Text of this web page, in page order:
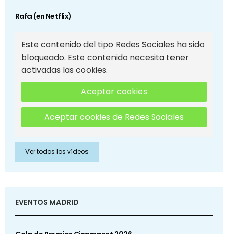
Rafa (en Netflix)
Este contenido del tipo Redes Sociales ha sido
bloqueado. Este contenido necesita tener
activadas las cookies.
Aceptar cookies
Aceptar cookies de Redes Sociales
Ver todos los vídeos
EVENTOS MADRID